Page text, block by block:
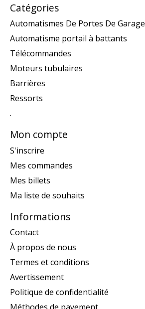
Catégories
Automatismes De Portes De Garage
Automatisme portail à battants
Télécommandes
Moteurs tubulaires
Barrières
Ressorts
.
Mon compte
S'inscrire
Mes commandes
Mes billets
Ma liste de souhaits
Informations
Contact
À propos de nous
Termes et conditions
Avertissement
Politique de confidentialité